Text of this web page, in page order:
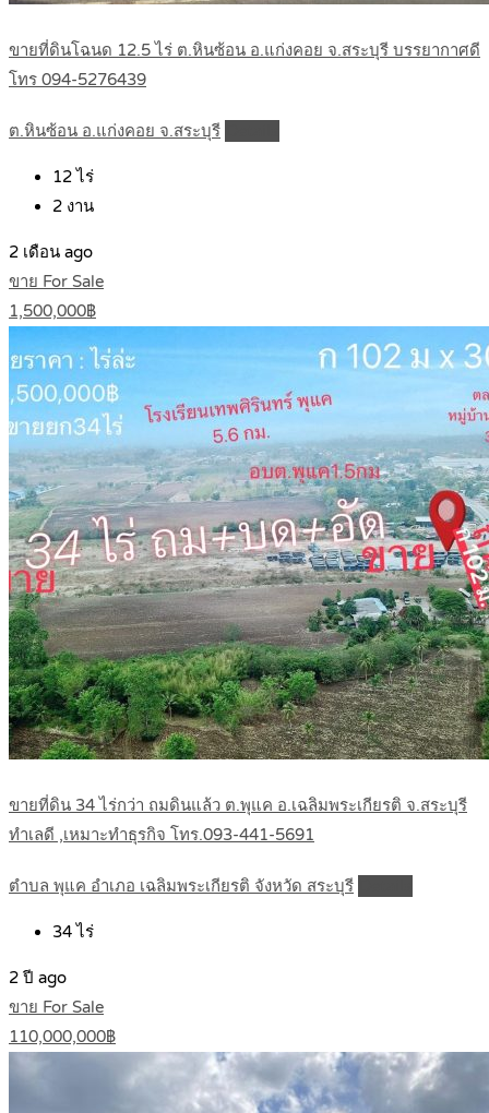
ขายที่ดินโฉนด 12.5 ไร่ ต.หินซ้อน อ.แก่งคอย จ.สระบุรี บรรยากาศดี
โทร 094-5276439
ต.หินซ้อน อ.แก่งคอย จ.สระบุรี
12 ไร่
2 งาน
2 เดือน ago
ขาย For Sale
1,500,000฿
ขายที่ดิน 34 ไร่กว่า ถมดินแล้ว ต.พุแค อ.เฉลิมพระเกียรติ จ.สระบุรี
ทำเลดี ,เหมาะทำธุรกิจ โทร.093-441-5691
ตำบล พุแค อำเภอ เฉลิมพระเกียรติ จังหวัด สระบุรี
34ไร่
2 ปี ago
ขาย For Sale
110,000,000฿